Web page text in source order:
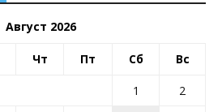
Август 2026
Чт Пт Сб Вс
1
2